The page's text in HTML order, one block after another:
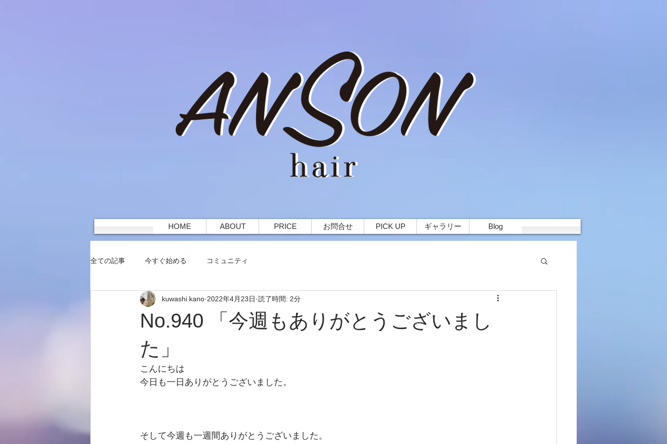
HOME ABOUT PRICE お問合せ PICK UP ギャラリー Blog
全ての記事 今すぐ始める コミュニティ
No.940 「今週もありがとうございまし
た」
kuwashi kano 2022年4月23日 読了時間: 2分
こんにちは
今日も一日ありがとうございました。
そして今週も一週間ありがとうございました。